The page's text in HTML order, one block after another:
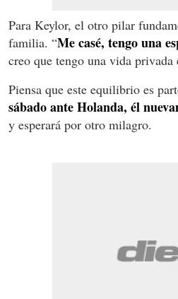
Para Keylor, el otro pilar
familia. “Me casé, tengo una
creo que tengo una vida privada
Piensa que este equilibrio es
sábado ante Holanda, él
y esperará por otro milagro.